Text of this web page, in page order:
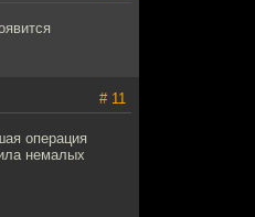
# 11
операция
немалых